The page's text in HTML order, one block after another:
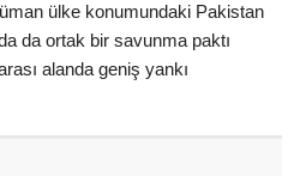
ülke konumundaki Pakistan
da ortak bir savunma paktı
alanda geniş yankı